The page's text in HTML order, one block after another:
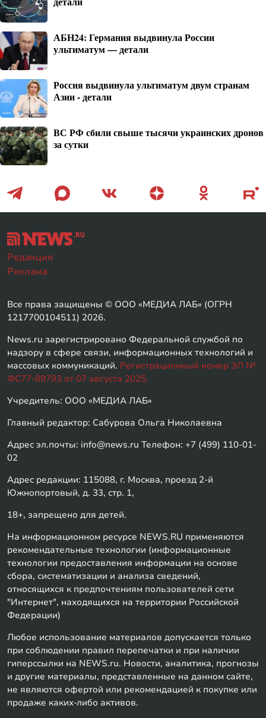
АБН24: Германия выдвинула России
ультиматум — детали
Россия выдвинула ультиматум двум странам
Азии - детали
ВС РФ сбили свыше тысячи украинских дронов
за сутки
Редакция
Реклама
Все права защищены © ООО «МЕДИА ЛАБ» (ОГРН
1217700104511) 2026.
News.ru зарегистрировано Федеральной службой по
надзору в сфере связи, информационных технологий и
массовых коммуникаций. Регистрационный номер ЭЛ №
ФС77-89793 от 07 августа 2025.
Учредитель: ООО «МЕДИА ЛАБ»
Главный редактор: Сабурова Ольга Николаевна
Адрес эл.почты: info@news.ru Телефон: +7 (499) 110-01-
02
Адрес редакции: 115088, г. Москва, проезд 2-й
Южнопортовый, д. 33, стр. 1,
18+, запрещено для детей.
На информационном ресурсе NEWS.RU применяются
рекомендательные технологии (информационные
технологии предоставления информации на основе
сбора, систематизации и анализа сведений,
относящихся к предпочтениям пользователей сети
"Интернет", находящихся на территории Российской
Федерации)
Любое использование материалов допускается только
при соблюдении правил перепечатки и при наличии
гиперссылки на NEWS.ru. Новости, аналитика, прогнозы
и другие материалы, представленные на данном сайте,
не являются офертой или рекомендацией к покупке или
продаже каких-либо активов.